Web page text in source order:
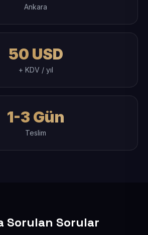
Ankara
50 USD
+ KDV / yıl
1-3 Gün
Teslim
Sorulan Sorular